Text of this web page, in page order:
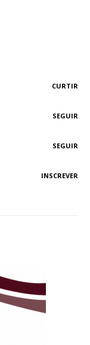
CURTIR
SEGUIR
SEGUIR
INSCREVER